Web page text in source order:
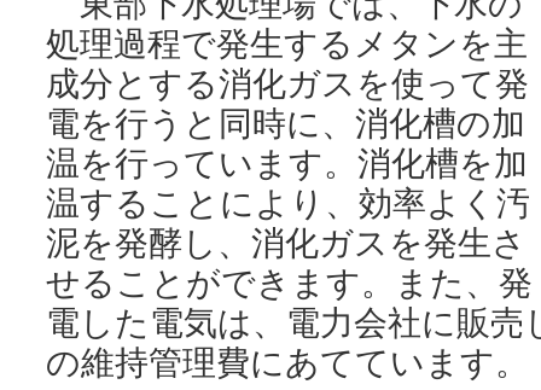
処理過程で発生するメタンを主
成分とする消化ガスを使って発
電を行うと同時に、消化槽の加
温を行っています。消化槽を加
温することにより、効率よく汚
泥を発酵し、消化ガスを発生さ
せることができます。また、発
電した電気は、電力会社に販
の維持管理費にあてています。